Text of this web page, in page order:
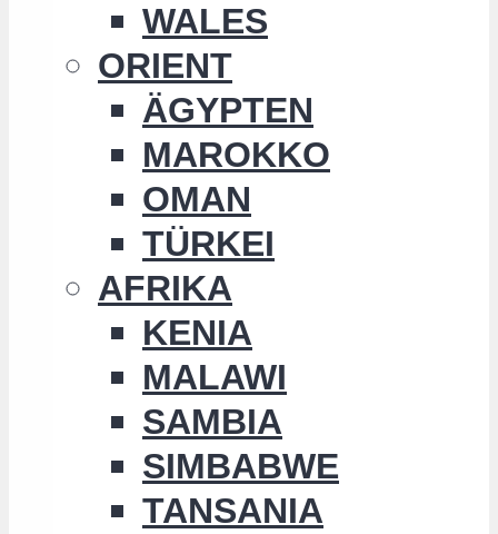
WALES
ORIENT
ÄGYPTEN
MAROKKO
OMAN
TÜRKEI
AFRIKA
KENIA
MALAWI
SAMBIA
SIMBABWE
TANSANIA